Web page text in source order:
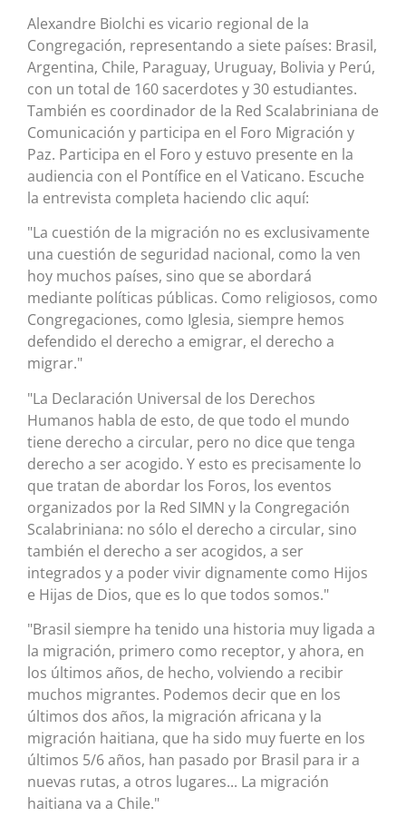
Alexandre Biolchi es vicario regional de la
Congregación, representando a siete países: Brasil,
Argentina, Chile, Paraguay, Uruguay, Bolivia y Perú,
con un total de 160 sacerdotes y 30 estudiantes.
También es coordinador de la Red Scalabriniana de
Comunicación y participa en el Foro Migración y
Paz. Participa en el Foro y estuvo presente en la
audiencia con el Pontífice en el Vaticano. Escuche
la entrevista completa haciendo clic aquí:
"La cuestión de la migración no es exclusivamente
una cuestión de seguridad nacional, como la ven
hoy muchos países, sino que se abordará
mediante políticas públicas. Como religiosos, como
Congregaciones, como Iglesia, siempre hemos
defendido el derecho a emigrar, el derecho a
migrar."
"La Declaración Universal de los Derechos
Humanos habla de esto, de que todo el mundo
tiene derecho a circular, pero no dice que tenga
derecho a ser acogido. Y esto es precisamente lo
que tratan de abordar los Foros, los eventos
organizados por la Red SIMN y la Congregación
Scalabriniana: no sólo el derecho a circular, sino
también el derecho a ser acogidos, a ser
integrados y a poder vivir dignamente como Hijos
e Hijas de Dios, que es lo que todos somos."
"Brasil siempre ha tenido una historia muy ligada a
la migración, primero como receptor, y ahora, en
los últimos años, de hecho, volviendo a recibir
muchos migrantes. Podemos decir que en los
últimos dos años, la migración africana y la
migración haitiana, que ha sido muy fuerte en los
últimos 5/6 años, han pasado por Brasil para ir a
nuevas rutas, a otros lugares... La migración
haitiana va a Chile."